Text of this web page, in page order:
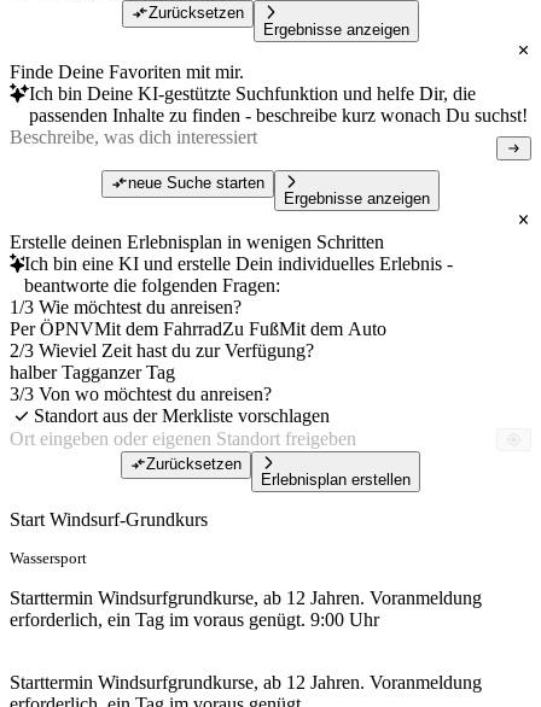
Zurücksetzen
Ergebnisse anzeigen
Finde Deine Favoriten mit mir.
Ich bin Deine KI-gestützte Suchfunktion und helfe Dir, die
passenden Inhalte zu finden - beschreibe kurz wonach Du suchst!
neue Suche starten
Ergebnisse anzeigen
Erstelle deinen Erlebnisplan in wenigen Schritten
Ich bin eine KI und erstelle Dein individuelles Erlebnis -
beantworte die folgenden Fragen:
1/3 Wie möchtest du anreisen?
Per ÖPNVMit dem FahrradZu FußMit dem Auto
2/3 Wieviel Zeit hast du zur Verfügung?
halber Tagganzer Tag
3/3 Von wo möchtest du anreisen?
Standort aus der Merkliste vorschlagen
Zurücksetzen
Erlebnisplan erstellen
Start Windsurf-Grundkurs
Wassersport
Starttermin Windsurfgrundkurse, ab 12 Jahren. Voranmeldung
erforderlich, ein Tag im voraus genügt. 9:00 Uhr
Starttermin Windsurfgrundkurse, ab 12 Jahren. Voranmeldung